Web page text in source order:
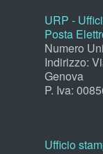
URP -
Posta
Numero
Indirizzo:
Genova
P. Iva:
Ufficio